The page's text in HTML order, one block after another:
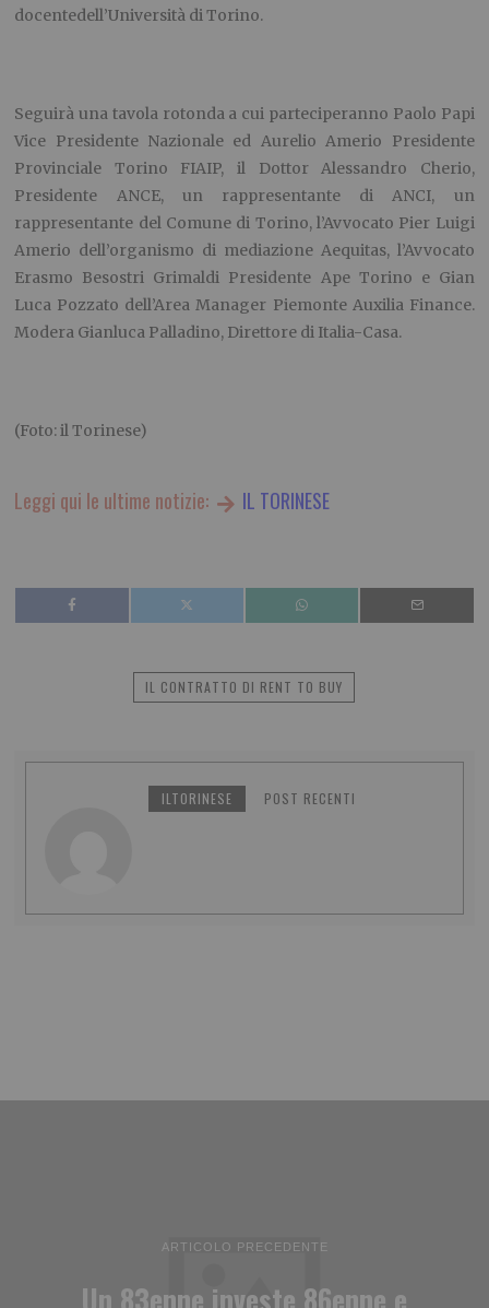
docentedell’Università di Torino.
Seguirà una tavola rotonda a cui parteciperanno Paolo Papi
Vice Presidente Nazionale ed Aurelio Amerio Presidente
Provinciale Torino FIAIP, il Dottor Alessandro Cherio,
Presidente ANCE, un rappresentante di ANCI, un
rappresentante del Comune di Torino, l’Avvocato Pier Luigi
Amerio dell’organismo di mediazione Aequitas, l’Avvocato
Erasmo Besostri Grimaldi Presidente Ape Torino e Gian
Luca Pozzato dell’Area Manager Piemonte Auxilia Finance.
Modera Gianluca Palladino, Direttore di Italia-Casa.
(Foto: il Torinese)
Leggi qui le ultime notizie: IL TORINESE
IL CONTRATTO DI RENT TO BUY
ILTORINESE POST RECENTI
ARTICOLO PRECEDENTE
Un 83enne investe 86enne e